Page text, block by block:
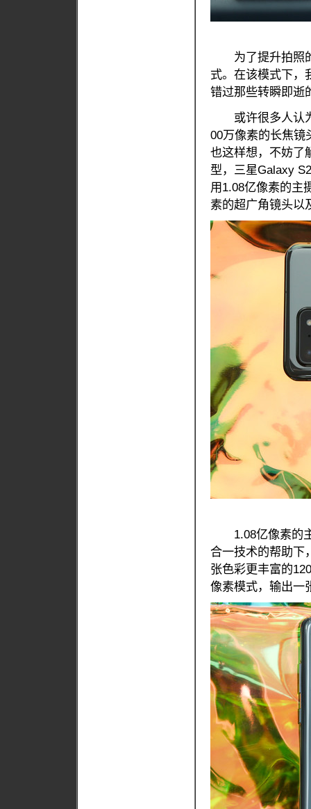
为了提升拍照的
式。在该模式下，
错过那些转瞬即逝
或许很多人认为
00万像素的长焦镜
也这样想，不妨了
型，三星Galaxy
用1.08亿像素的主
素的超广角镜头以
1.08亿像素的主
合一技术的帮助下
张色彩更丰富的
像素模式，输出一